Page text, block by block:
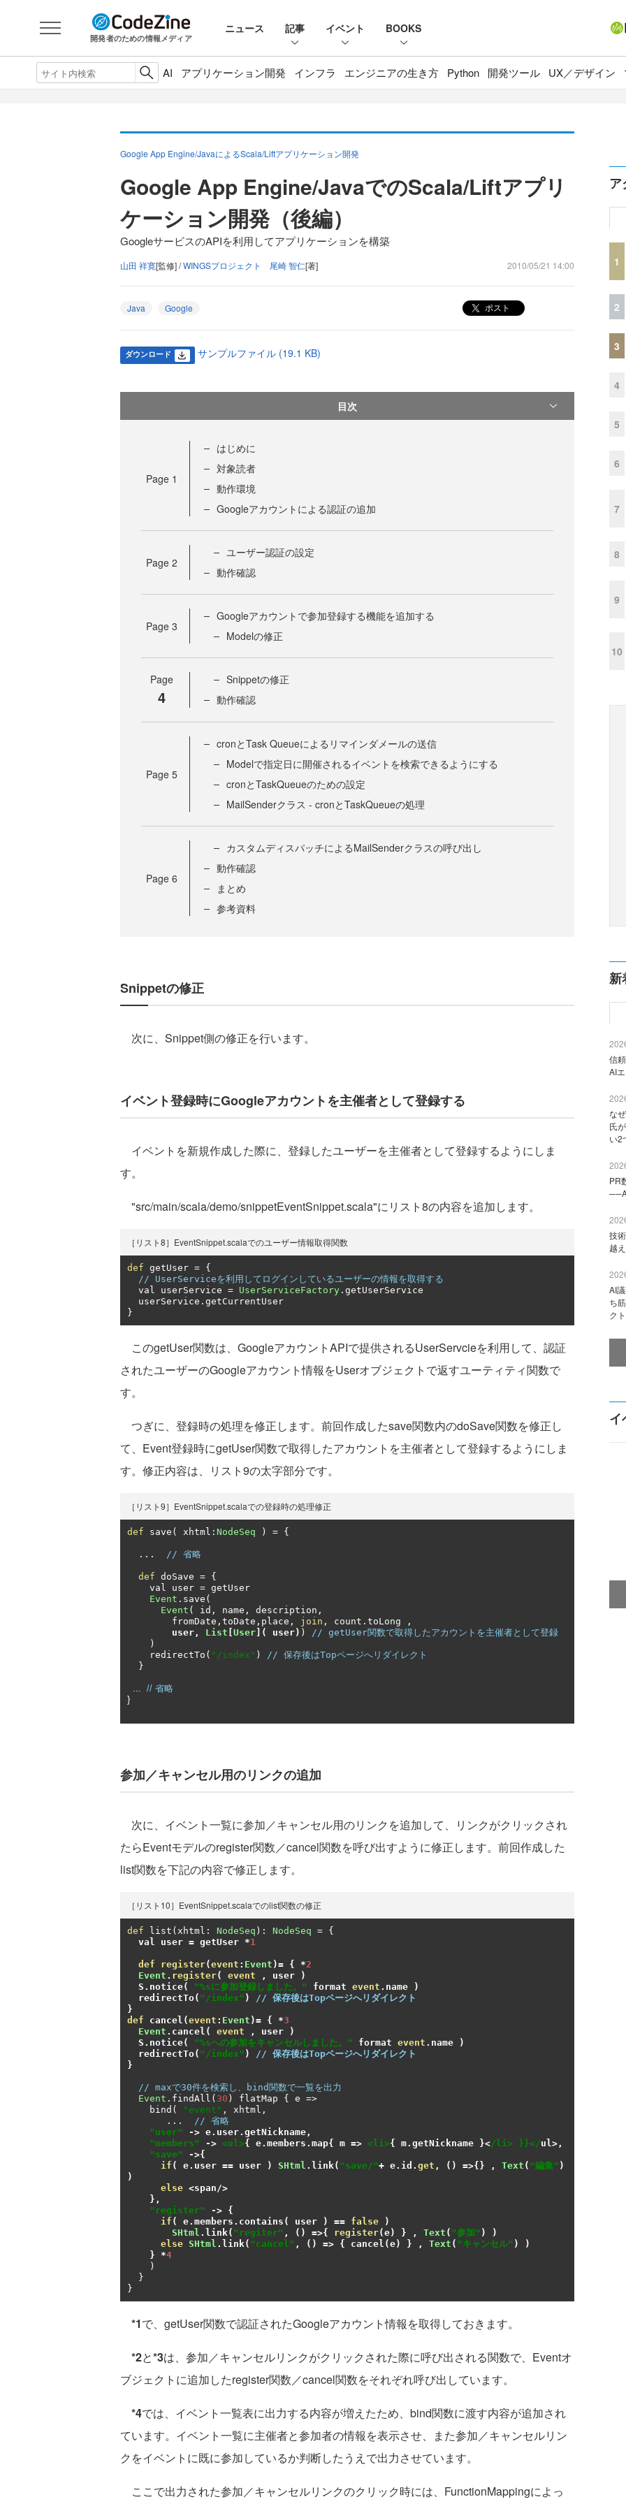
開発者のための情報メディア
ニュース 記事 イベント BOOKS
AI アプリケーション開発 インフラ エンジニアの生き方 Python 開発ツール UX／デザイン
Google App Engine/JavaによるScala/Liftアプリケーション開発
Google App Engine/JavaでのScala/Liftアプリ
ケーション開発（後編）
GoogleサービスのAPIを利用してアプリケーションを構築
山田 祥寛[監修] /WINGSプロジェクト 尾崎 智仁[著] 2010/05/21 14:00
Java Google ポスト
ダウンロード サンプルファイル (19.1 KB)
目次
Page 1
はじめに
対象読者
動作環境
Googleアカウントによる認証の追加
Page 2
ユーザー認証の設定
動作確認
Page 3
Googleアカウントで参加登録する機能を追加する
Modelの修正
Page
4
Snippetの修正
動作確認
Page 5
cronとTask Queueによるリマインダメールの送信
Modelで指定日に開催されるイベントを検索できるようにする
cronとTaskQueueのための設定
MailSenderクラス - cronとTaskQueueの処理
Page 6
カスタムディスパッチによるMailSenderクラスの呼び出し
動作確認
まとめ
参考資料
Snippetの修正
次に、Snippet側の修正を行います。
イベント登録時にGoogleアカウントを主催者として登録する
イベントを新規作成した際に、登録したユーザーを主催者として登録するようにしま
す。
"src/main/scala/demo/snippetEventSnippet.scala"にリスト8の内容を追加します。
［リスト8］EventSnippet.scalaでのユーザー情報取得関数
def getUser = {
// UserServiceを利用してログインしているユーザーの情報を取得する
  val userService
= UserServiceFactory . getUserService
  userService
.
}
このgetUser関数は、GoogleアカウントAPIで提供されるUserServcieを利用して、認証
されたユーザーのGoogleアカウント情報をUserオブジェクトで返すユーティティ関数で
す。
つぎに、登録時の処理を修正します。前回作成したsave関数内のdoSave関数を修正し
て、Event登録時にgetUser関数で取得したアカウントを主催者として登録するようにしま
す。修正内容は、リスト9の太字部分です。
［リスト9］EventSnippet.scalaでの登録時の処理修正
def save ( xhtml : NodeSeq ) = {
... // 省略
def doSave = {
    val user
= getUser
Event . save (
Event ( id , name , description ,
        fromDate
, toDate , place , join , count . toLong
,
user , List User ]( user) )
// getUser関数で取得したアカウントを主催者として登録
)
    redirectTo
( "/index" )
// 保存後はTopページへリダイレクト
}
... // 省略
}
参加／キャンセル用のリンクの追加
次に、イベント一覧に参加／キャンセル用のリンクを追加して、リンクがクリックされ
たらEventモデルのregister関数／cancel関数を呼び出すように修正します。前回作成した
list関数を下記の内容で修正します。
［リスト10］EventSnippet.scalaでのlist関数の修正
def list ( xhtml : NodeSeq ): NodeSeq = {
val user = getUser *1
def register(event : Event )= { *2
Event . register( event , user
)
S . notice( "%sに参加登録しました。" format event . name
)
redirectTo( "/index" )
// 保存後はTopページへリダイレクト
}
def cancel (event : Event )= { *3
Event . cancel ( event , user
)
S . notice( "%sへの参加をキャンセルしました。" format event . name
)
redirectTo( "/index" )
// 保存後はTopページへリダイレクト
}
// maxで30件を検索し、bind関数で一覧を出力
Event . findAll ( 30 ) flatMap { e =>
    bind
( "event" , xhtml ,
...
// 省略
"user"
-> e. user. getNickname ,
"members"
-> <ul>{ e. members . map{ m => <li>{ m. getNickname }</li> }}</ul>,
"save"
->{
if ( e. user == user ) SHtml . link( "save/"+ e. id . get , () =>{} , Text ( "編集" )
)
else <span/>
},
"register"
-> {
if ( e. members . contains ( user ) == false
)
SHtml . link( "regiter" , () =>{ register(e) } , Text ( "参加" )
)
else SHtml . link( "cancel" , () => { cancel (e) } , Text ( "キャンセル" )
)
}
*4
)
}
}
*1で、getUser関数で認証されたGoogleアカウント情報を取得しておきます。
*2と*3は、参加／キャンセルリンクがクリックされた際に呼び出される関数で、Eventオ
ブジェクトに追加したregister関数／cancel関数をそれぞれ呼び出しています。
*4では、イベント一覧表に出力する内容が増えたため、bind関数に渡す内容が追加され
ています。イベント一覧に主催者と参加者の情報を表示させ、また参加／キャンセルリン
クをイベントに既に参加しているか判断したうえで出力させています。
ここで出力された参加／キャンセルリンクのクリック時には、FunctionMappingによっ
ア
1
2
3
4
5
6
7
8
9
10
新
信
AI
な
氏
い2
PR
技
越
AI
ち
ク
イ